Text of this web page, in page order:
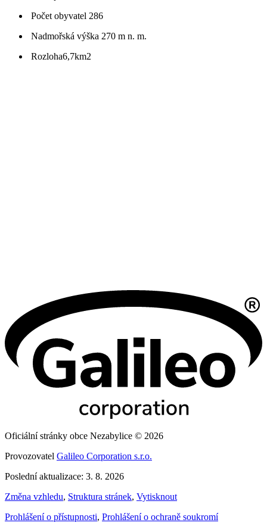
Počet obyvatel 286
Nadmořská výška 270 m n. m.
Rozloha6,7km2
Oficiální stránky obce Nezabylice © 2026
Provozovatel Galileo Corporation s.r.o.
Poslední aktualizace: 3. 8. 2026
Změna vzhledu, Struktura stránek, Vytisknout
Prohlášení o přístupnosti, Prohlášení o ochraně soukromí